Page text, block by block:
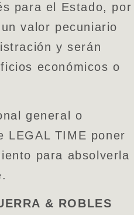
para el Estado, por
valor pecuniario
y serán
económicos o
general o
LEGAL TIME poner
para absolverla
& ROBLES